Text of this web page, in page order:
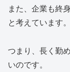
また、企業も終
と考えています。
つまり、長く勤
いのです。